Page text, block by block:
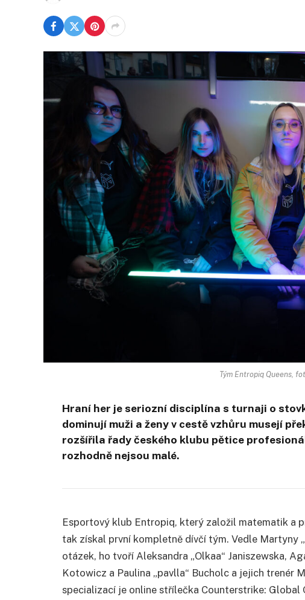
Tým Entropiq Queens,
Hraní her je seriozní disciplína s turnaji o
dominují muži a ženy v cestě vzhůru musejí
rozšířila řady českého klubu pětice
rozhodně nejsou malé.
Esportový klub Entropiq, který založil matematik a
tak získal první kompletně dívčí tým. Vedle Martyny
otázek, ho tvoří Aleksandra „Olkaa“ Janiszewska,
Kotowicz a Paulina „pavlla“ Bucholc a jejich trenér
specializací je online střílečka Counterstrike: Global